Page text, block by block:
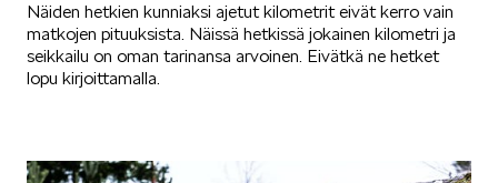
Näiden hetkien kunniaksi ajetut kilometrit eivät kerro vain
matkojen pituuksista. Näissä hetkissä jokainen kilometri ja
seikkailu on oman tarinansa arvoinen. Eivätkä ne hetket
lopu kirjoittamalla.